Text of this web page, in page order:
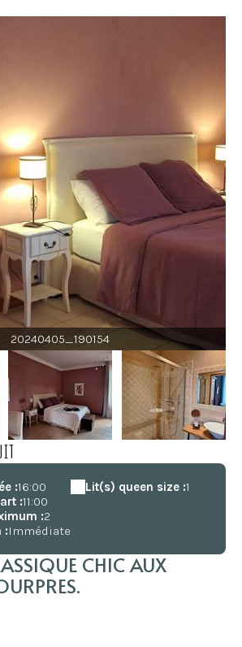
20240405_190154
:16:00
:11:00
:2
:Immédiate
Lit(s) queen size :1
CHIC AUX